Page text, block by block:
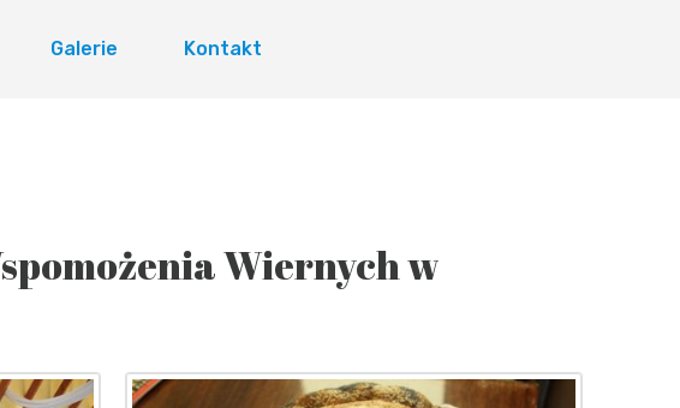
Galerie Kontakt
Wiernych w